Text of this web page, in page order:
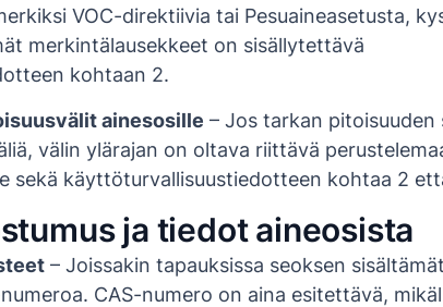
VOC-direktiivia tai Pesuaineasetusta,
merkintälausekkeet on sisällytettävä
kohtaan 2.
ainesosille – Jos tarkan pitoisuuden
välin ylärajan on oltava riittävä
sekä käyttöturvallisuustiedotteen kohtaa 2
ja tiedot aineosista
– Joissakin tapauksissa seoksen
CAS-numero on aina esitettävä,